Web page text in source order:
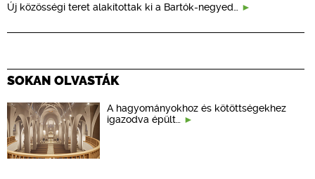
Új közösségi teret alakítottak ki a Bartók-negyed…
SOKAN OLVASTÁK
A hagyományokhoz és kötöttségekhez
igazodva épült…